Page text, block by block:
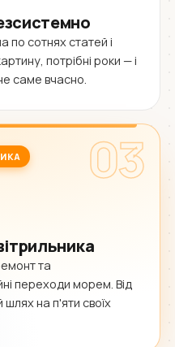
по сотнях статей і
потрібні роки — і
саме вчасно.
03
та
переходи морем. Від
на п'яти своїх